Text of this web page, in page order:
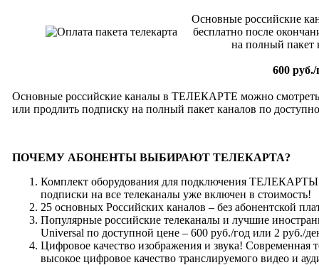
Основные российские
бесплатно после
на полный пакет
600
Основные российские каналы в ТЕЛЕКАРТЕ можно смотреть
или продлить подписку на полный пакет каналов по
ПОЧЕМУ АБОНЕНТЫ ВЫБИРАЮТ ТЕЛЕКАРТА?
Комплект оборудования для подключения
подписки на все телеканалы уже включен в стоимость!
25 основных Российских каналов – без абонентской
Популярные российские телеканалы и лучшие
Universal по доступной цене – 600 руб./год или 2 руб./
Цифровое качество изображения и звука! Современная
высокое цифровое качество транслируемого видео и